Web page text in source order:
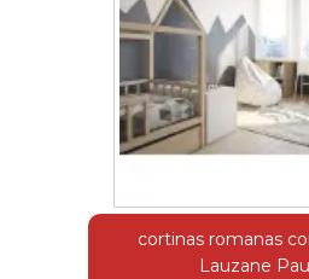
cortinas romanas
Lauzane